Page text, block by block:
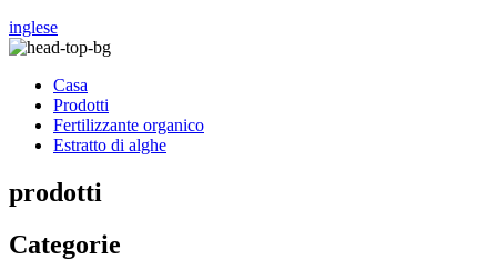
inglese
Casa
Prodotti
Fertilizzante organico
Estratto di alghe
prodotti
Categorie